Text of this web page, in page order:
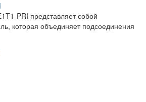
PRI представляет собой
которая объединяет подсоединения